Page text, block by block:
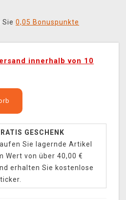
Sie 0,05 Bonuspunkte
innerhalb von 10
GESCHENK
Sie lagernde Artikel
Wert von über 40,00 €
erhalten Sie kostenlose